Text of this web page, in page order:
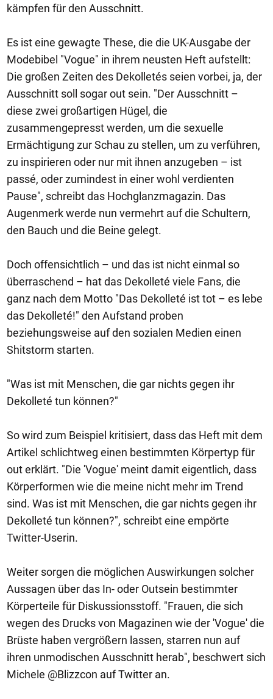
kämpfen für den Ausschnitt.
Es ist eine gewagte These, die die UK-Ausgabe der
Modebibel "Vogue" in ihrem neusten Heft aufstellt:
Die großen Zeiten des Dekolletés seien vorbei, ja, der
Ausschnitt soll sogar out sein. "Der Ausschnitt –
diese zwei großartigen Hügel, die
zusammengepresst werden, um die sexuelle
Ermächtigung zur Schau zu stellen, um zu verführen,
zu inspirieren oder nur mit ihnen anzugeben – ist
passé, oder zumindest in einer wohl verdienten
Pause", schreibt das Hochglanzmagazin. Das
Augenmerk werde nun vermehrt auf die Schultern,
den Bauch und die Beine gelegt.
Doch offensichtlich – und das ist nicht einmal so
überraschend – hat das Dekolleté viele Fans, die
ganz nach dem Motto "Das Dekolleté ist tot – es lebe
das Dekolleté!" den Aufstand proben
beziehungsweise auf den sozialen Medien einen
Shitstorm starten.
"Was ist mit Menschen, die gar nichts gegen ihr
Dekolleté tun können?"
So wird zum Beispiel kritisiert, dass das Heft mit dem
Artikel schlichtweg einen bestimmten Körpertyp für
out erklärt. "Die 'Vogue' meint damit eigentlich, dass
Körperformen wie die meine nicht mehr im Trend
sind. Was ist mit Menschen, die gar nichts gegen ihr
Dekolleté tun können?", schreibt eine empörte
Twitter-Userin.
Weiter sorgen die möglichen Auswirkungen solcher
Aussagen über das In- oder Outsein bestimmter
Körperteile für Diskussionsstoff. "Frauen, die sich
wegen des Drucks von Magazinen wie der 'Vogue' die
Brüste haben vergrößern lassen, starren nun auf
ihren unmodischen Ausschnitt herab", beschwert sich
Michele @Blizzcon auf Twitter an.